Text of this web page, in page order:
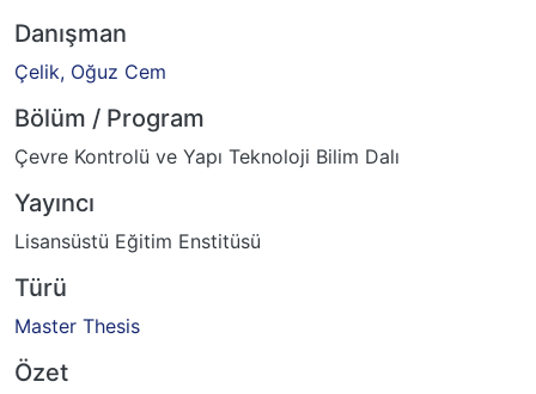
Danışman
Çelik, Oğuz Cem
Bölüm / Program
Çevre Kontrolü ve Yapı Teknoloji Bilim Dalı
Yayıncı
Lisansüstü Eğitim Enstitüsü
Türü
Master Thesis
Özet